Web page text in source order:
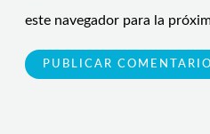
este navegador para la